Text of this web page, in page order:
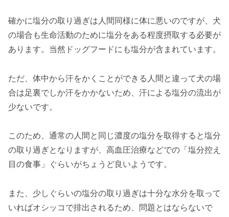
確かに塩分の取り過ぎは人間同様に体に悪いのですが、犬
の場合も生命活動のために塩分をある程度摂取する必要が
あります。当然ドッグフードにも塩分が含まれています。
ただ、体中から汗をかくことができる人間と違って犬の場
合は足裏でしか汗をかかないため、汗による塩分の流出が
少ないです。
このため、通常の人間と同じ濃度の塩分を取得すると塩分
の取り過ぎとなりますが、高血圧治療などでの「塩分控え
目の食事」ぐらいがちょうど良いようです。
また、少しぐらいの塩分の取り過ぎは十分な水分を取って
いればオシッコで排出されるため、問題とはならないで